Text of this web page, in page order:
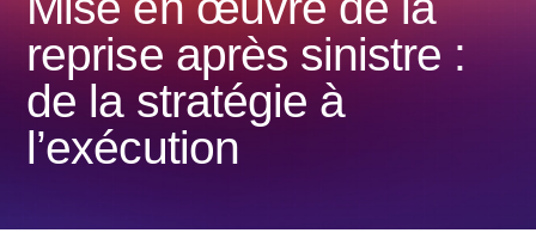
reprise après sinistre :
de la stratégie à
l’exécution